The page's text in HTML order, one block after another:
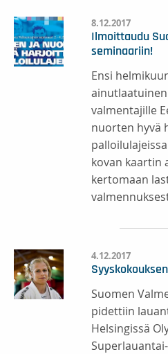
8.12.2017
Ilmoittaudu
seminaariin!
Ensi
valmentajille
nuorten hyvä
kovan kaartin
kertomaan
4.12.2017
Suomen
pidettiin
Helsingissä